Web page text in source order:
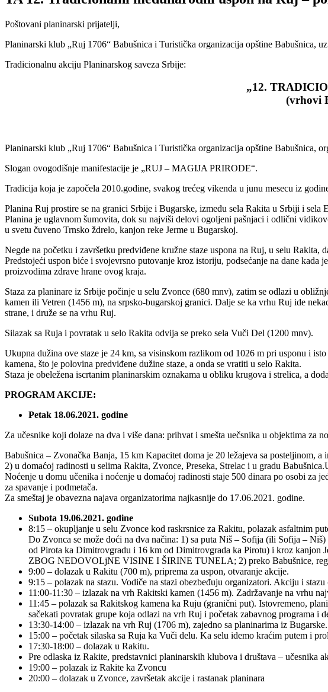
Poštovani planinarski prijatelji,
Planinarski klub „Ruj 1706“ Babušnica i Turistička organizacija opštine Babušnica,
Tradicionalnu akciju Planinarskog saveza Srbije:
„12.
(vrhovi
Planinarski klub „Ruj 1706“ Babušnica i Turistička organizacija opštine Babušnica,
Slogan ovogodišnje manifestacije je „RUJ – MAGIJA PRIRODE“.
Tradicija koja je započela 2010.godine, svakog trećeg vikenda u junu mesecu iz
Planina Ruj prostire se na granici Srbije i Bugarske, između sela Rakita u Srbiji i
Planina je uglavnom šumovita, dok su najviši delovi ogoljeni pašnjaci i odlični
u svetu čuveno Trnsko ždrelo, kanjon reke Jerme u Bugarskoj.
Negde na početku i završetku predviđene kružne staze uspona na Ruj, u selu
Predstojeći uspon biće i svojevrsno putovanje kroz istoriju, podsećanje na dane
proizvodima zdrave hrane ovog kraja.
Staza za planinare iz Srbije počinje u selu Zvonce (680 mnv), zatim se odlazi u
kamen ili Vetren (1456 m), na srpsko-bugarskoj granici. Dalje se ka vrhu Ruj ide
strane, i druže se na vrhu Ruj.
Silazak sa Ruja i povratak u selo Rakita odvija se preko sela Vuči Del (1200 mnv).
Ukupna dužina ove staze je 24 km, sa visinskom razlikom od 1026 m pri usponu i
kamena, što je polovina predviđene dužine staze, a onda se vratiti u selo Rakita.
Staza je obeležena iscrtanim planinarskim oznakama u obliku krugova i strelica, a
PROGRAM AKCIJE:
Petak 18.06.2021. godine
Za učesnike koji dolaze na dva i više dana: prihvat i smešta uečsnika u objektima za
Babušnica – Zvonačka Banja, 15 km Kapacitet doma je 20 ležajeva sa posteljinom,
2) u domaćoj radinosti u selima Rakita, Zvonce, Preseka, Strelac i u gradu
Noćenje u domu učenika i noćenje u domaćoj radinosti staje 500 dinara po osobi za
za spavanje i podmetača.
Za smeštaj je obavezna najava organizatorima najkasnije do 17.06.2021. godine.
Subota 19.06.2021. godine
8:15 – okupljanje u selu Zvonce kod raskrsnice za Rakitu, polazak asfaltnim
Do Zvonca se može doći na dva načina: 1) sa puta Niš – Sofija (ili Sofija
od Pirota ka Dimitrovgradu i 16 km od Dimitrovgrada ka Pirotu) i kroz
ZBOG NEDOVOLjNE VISINE I ŠIRINE TUNELA; 2) preko Babušnice,
9:00 – dolazak u Rakitu (700 m), priprema za uspon, otvaranje akcije.
9:15 – polazak na stazu. Vodiče na stazi obezbeđuju organizatori. Akciju i
11:00-11:30 – izlazak na vrh Rakitski kamen (1456 m). Zadržavanje na vrhu
11:45 – polazak sa Rakitskog kamena ka Ruju (granični put). Istovremeno,
sačekati povratak grupe koja odlazi na vrh Ruj i početak zabavnog programa i
13:30-14:00 – izlazak na vrh Ruj (1706 m), zajedno sa planinarima iz
15:00 – početak silaska sa Ruja ka Vuči delu. Ka selu idemo kraćim putem i
17:30-18:00 – dolazak u Rakitu.
Pre odlaska iz Rakite, predstavnici planinarskih klubova i društava – učesnika
19:00 – polazak iz Rakite ka Zvoncu
20:00 – dolazak u Zvonce, završetak akcije i rastanak planinara